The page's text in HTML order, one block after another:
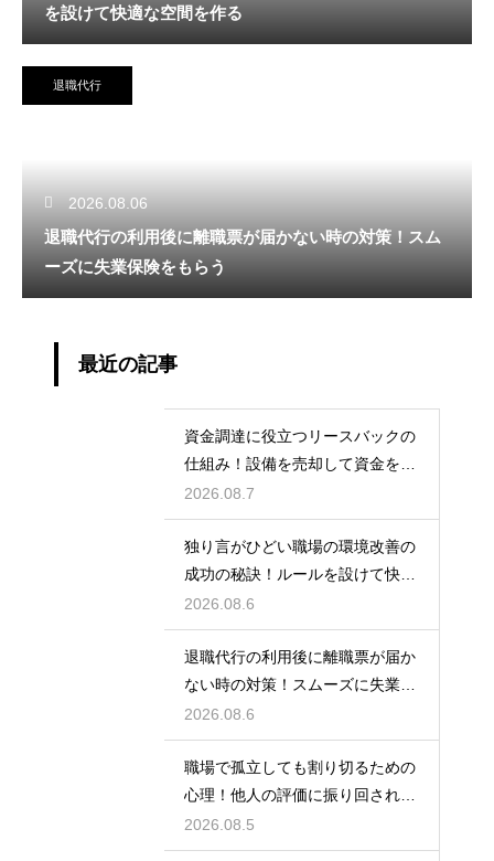
を設けて快適な空間を作る
退職代行
2026.08.06
退職代行の利用後に離職票が届かない時の対策！スム
ーズに失業保険をもらう
最近の記事
資金調達に役立つリースバックの
仕組み！設備を売却して資金を得
る方法
2026.08.7
独り言がひどい職場の環境改善の
成功の秘訣！ルールを設けて快適
な空間を作る
2026.08.6
退職代行の利用後に離職票が届か
ない時の対策！スムーズに失業保
険をもらう
2026.08.6
職場で孤立しても割り切るための
心理！他人の評価に振り回されな
いための術
2026.08.5